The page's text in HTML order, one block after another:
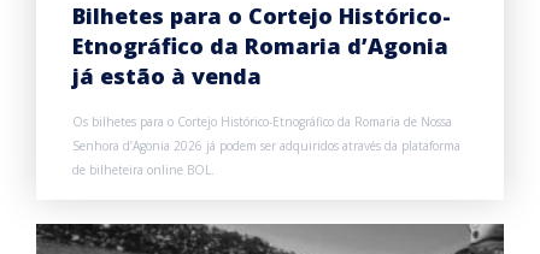
Bilhetes para o Cortejo Histórico-
Etnográfico da Romaria d’Agonia
já estão à venda
Os bilhetes para o Cortejo Histórico-Etnográfico da Romaria de Nossa
Senhora d’Agonia 2026 já podem ser adquiridos através da plataforma
de bilheteira online BOL.